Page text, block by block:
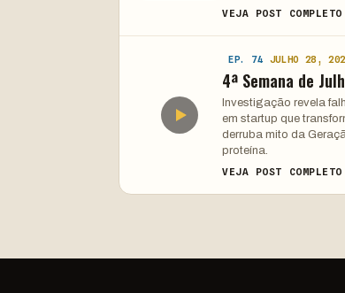
VEJA POST
EP. 74 JULHO 28,
4ª Semana de
Investigação revela
em startup que
derruba mito da
proteína.
VEJA POST